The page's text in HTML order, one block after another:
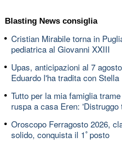
Blasting News consiglia
Cristian Mirabile torna in
pediatrica al Giovanni XXIII
Upas, anticipazioni al 7
Eduardo l'ha tradita con Stella
Tutto per la mia famiglia
ruspa a casa Eren: 'Distruggo
Oroscopo Ferragosto 2026,
solido, conquista il 1ﾟposto